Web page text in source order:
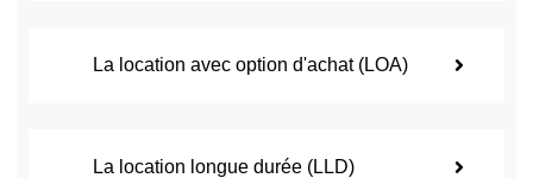
La location avec option d'achat (LOA)
La location longue durée (LLD)